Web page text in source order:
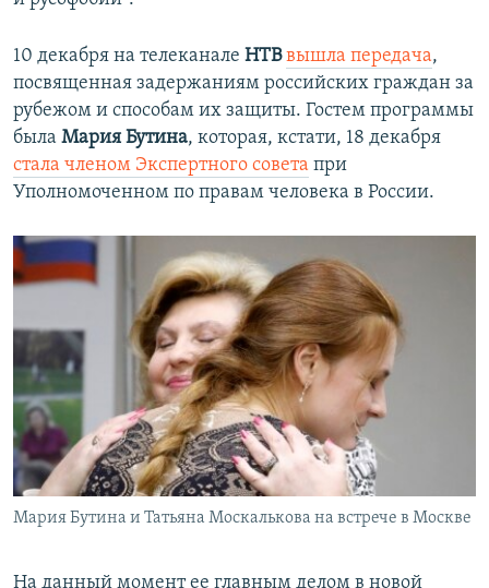
10 декабря на телеканале НТВ вышла передача,
посвященная задержаниям российских граждан за
рубежом и способам их защиты. Гостем программы
была Мария Бутина, которая, кстати, 18 декабря
стала членом Экспертного совета при
Уполномоченном по правам человека в России.
Мария Бутина и Татьяна Москалькова на встрече в Москве
На данный момент ее главным делом в новой